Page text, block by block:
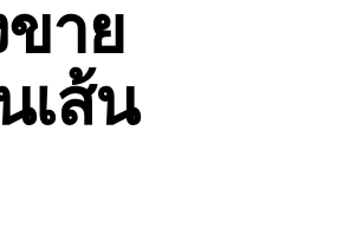
าย
เส้น